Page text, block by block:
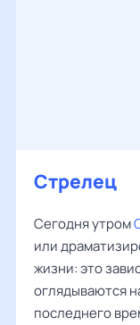
Стрелец
Сегодня утром
или
жизни: это
оглядываются
последнего